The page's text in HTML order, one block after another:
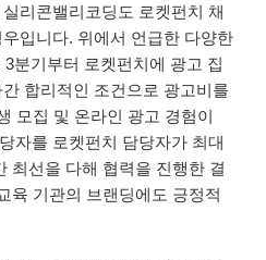
리콘밸리코딩도 로켓펀치 채
입니다. 위에서 언급한 다양한
분기부터 로켓펀치에 광고 집
합리적인 조건으로 광고비를
모집 및 온라인 광고 경험이
자를 로켓펀치 담당자가 최대
최선을 다해 협력을 진행한 결
육 기관의 브랜딩에도 긍정적